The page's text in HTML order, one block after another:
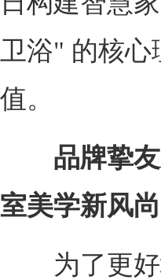
卫浴" 的核
值。
品牌挚
室美学新风尚
为了更好